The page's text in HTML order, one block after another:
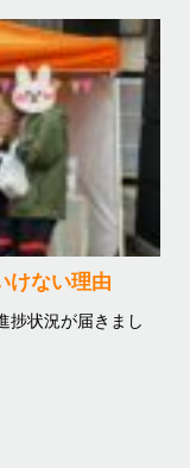
けない理由
捗状況が届きまし